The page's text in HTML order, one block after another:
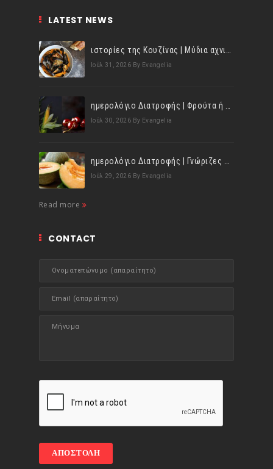
LATEST NEWS
Ιούλ 31, 2026 By Evangelia
Ιούλ 30, 2026 By Evangelia
Ιούλ 29, 2026 By Evangelia
Read more
CONTACT